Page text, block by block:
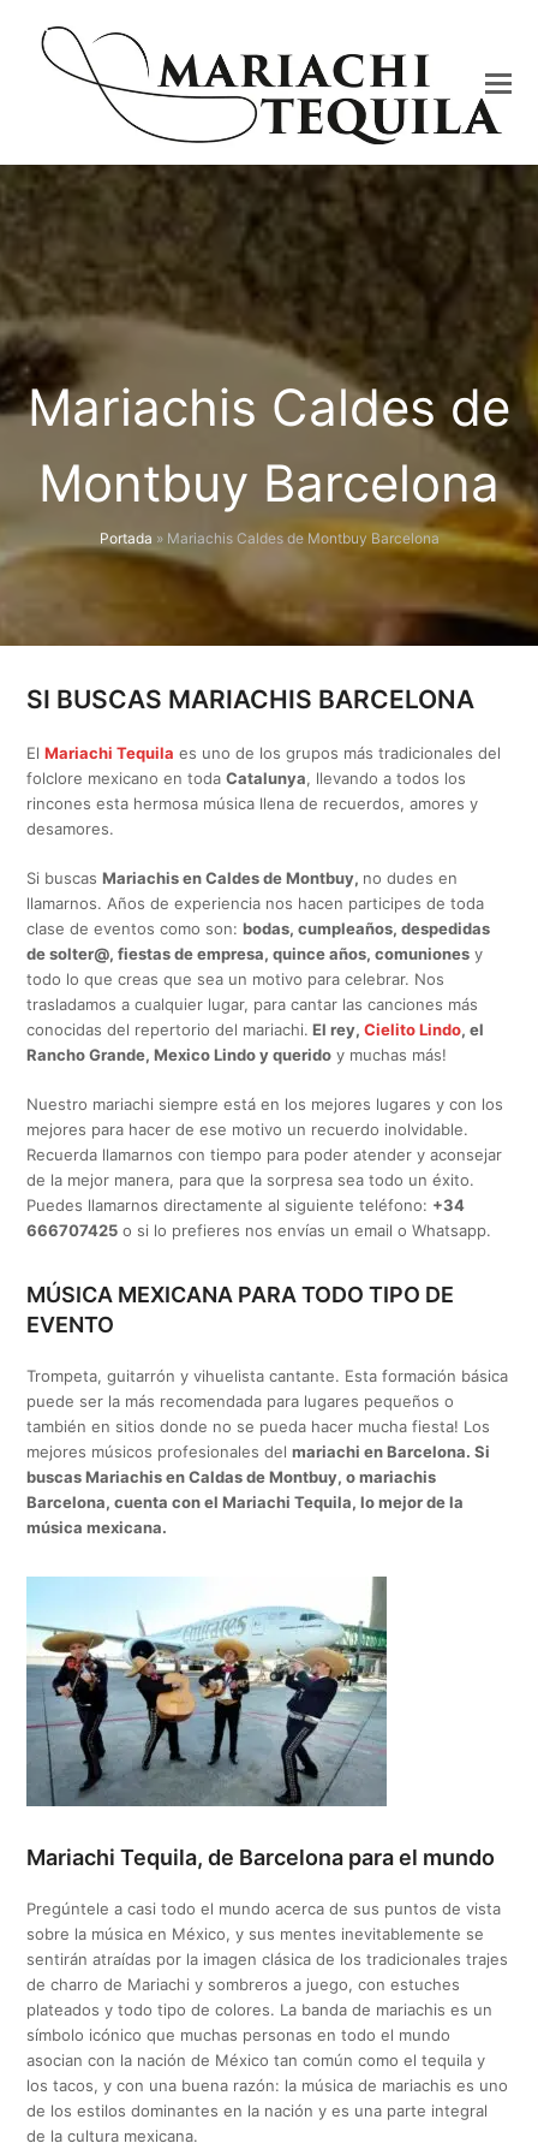
Mariachis Caldes de
Montbuy Barcelona
Portada » Mariachis Caldes de Montbuy Barcelona
SI BUSCAS MARIACHIS BARCELONA
ElMariachi Tequila es uno de los grupos más tradicionales del
folclore mexicano en todaCatalunya, llevando a todos los
rincones esta hermosa música llena de recuerdos, amores y
desamores.
Si buscasMariachis en Caldes de Montbuy, no dudes en
llamarnos. Años de experiencia nos hacen participes de toda
clase de eventos como son:bodas, cumpleaños, despedidas
de solter@, fiestas de empresa, quince años, comuniones y
todo lo que creas que sea un motivo para celebrar. Nos
trasladamos a cualquier lugar, para cantar las canciones más
conocidas del repertorio del mariachi. El rey,Cielito Lindo, el
Rancho Grande, Mexico Lindo y querido y muchas más!
Nuestro mariachi siempre está en los mejores lugares y con los
mejores para hacer de ese motivo un recuerdo inolvidable.
Recuerda llamarnos con tiempo para poder atender y aconsejar
de la mejor manera, para que la sorpresa sea todo un éxito.
Puedes llamarnos directamente al siguiente teléfono: +34
666707425 o si lo prefieres nos envías un email o Whatsapp.
MÚSICA MEXICANA PARA TODO TIPO DE
EVENTO
Trompeta, guitarrón y vihuelista cantante. Esta formación básica
puede ser la más recomendada para lugares pequeños o
también en sitios donde no se pueda hacer mucha fiesta! Los
mejores músicos profesionales delmariachi en Barcelona. Si
buscas Mariachis en Caldas de Montbuy, o mariachis
Barcelona, cuenta con el Mariachi Tequila, lo mejor de la
música mexicana.
Mariachi Tequila, de Barcelona para el mundo
Pregúntele a casi todo el mundo acerca de sus puntos de vista
sobre la música en México, y sus mentes inevitablemente se
sentirán atraídas por la imagen clásica de los tradicionales trajes
de charro de Mariachi y sombreros a juego, con estuches
plateados y todo tipo de colores. La banda de mariachis es un
símbolo icónico que muchas personas en todo el mundo
asocian con la nación de México tan común como el tequila y
los tacos, y con una buena razón: la música de mariachis es uno
de los estilos dominantes en la nación y es una parte integral
de la cultura mexicana.